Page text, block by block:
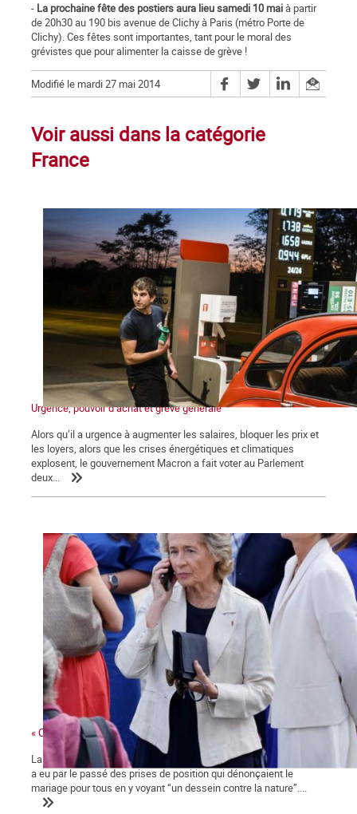
- La prochaine fête des postiers aura lieu samedi 10 maià partir
de 20h30 au 190 bis avenue de Clichy à Paris (métro Porte de
Clichy). Ces fêtes sont importantes, tant pour le moral des
grévistes que pour alimenter la caisse de grève !
Modifié le mardi 27 mai 2014
Voir aussi dans la catégorie
France
Urgence, pouvoir d’achat et grève générale
Alors qu’il a urgence à augmenter les salaires, bloquer les prix et
les loyers, alors que les crises énergétiques et climatiques
explosent, le gouvernement Macron a fait voter au Parlement
deux...
« Ces gens-là »
La ministre des collectivités territoriales, issue des Républicains,
a eu par le passé des prises de position qui dénonçaient le
mariage pour tous en y voyant “un dessein contre la nature”....